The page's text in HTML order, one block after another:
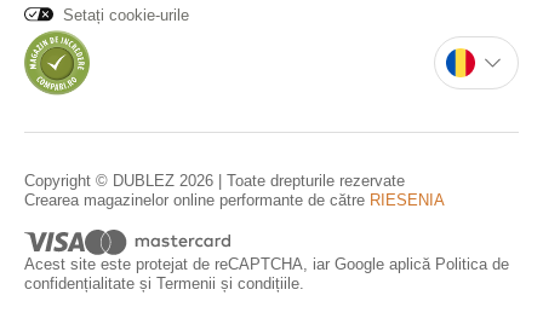
Setați cookie-urile
Copyright © DUBLEZ 2026 | Toate drepturile rezervate
Crearea magazinelor online performante de către RIESENIA
Acest site este protejat de reCAPTCHA, iar Google aplică Politica de
confidențialitate și Termenii și condițiile